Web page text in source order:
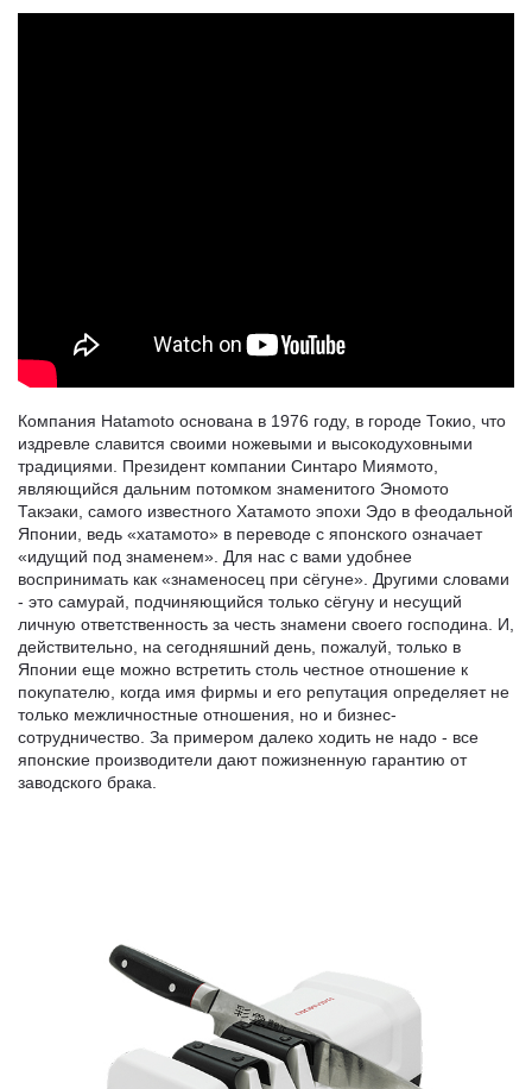
Компания Hatamoto основана в 1976 году, в городе Токио, что
издревле славится своими ножевыми и высокодуховными
традициями. Президент компании Синтаро Миямото,
являющийся дальним потомком знаменитого Эномото
Такэаки, самого известного Хатамото эпохи Эдо в феодальной
Японии, ведь «хатамото» в переводе с японского означает
«идущий под знаменем». Для нас с вами удобнее
воспринимать как «знаменосец при сёгуне». Другими словами
- это самурай, подчиняющийся только сёгуну и несущий
личную ответственность за честь знамени своего господина. И,
действительно, на сегодняшний день, пожалуй, только в
Японии еще можно встретить столь честное отношение к
покупателю, когда имя фирмы и его репутация определяет не
только межличностные отношения, но и бизнес-
сотрудничество. За примером далеко ходить не надо - все
японские производители дают пожизненную гарантию от
заводского брака.